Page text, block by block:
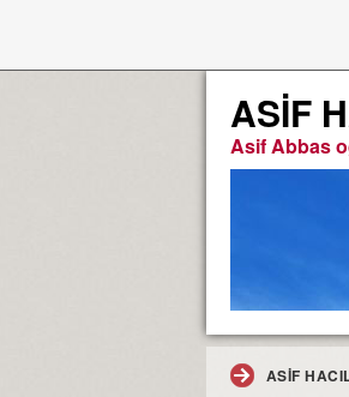
ASİF
Asif Abbas
ASİF